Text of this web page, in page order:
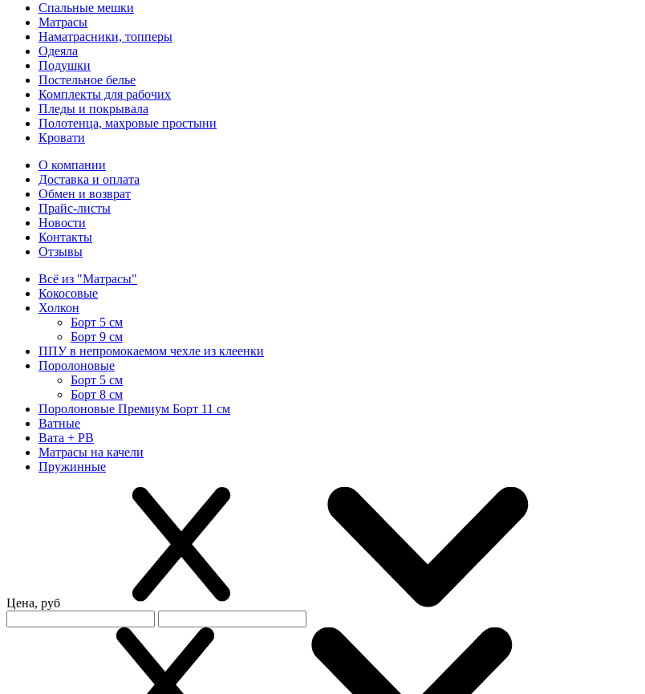
Спальные мешки
Матрасы
Наматрасники, топперы
Одеяла
Подушки
Постельное белье
Комплекты для рабочих
Пледы и покрывала
Полотенца, махровые простыни
Кровати
О компании
Доставка и оплата
Обмен и возврат
Прайс-листы
Новости
Контакты
Отзывы
Всё из "Матрасы"
Кокосовые
Холкон
Борт 5 см
Борт 9 см
ППУ в непромокаемом чехле из клеенки
Поролоновые
Борт 5 см
Борт 8 см
Поролоновые Премиум Борт 11 см
Ватные
Вата + РВ
Матрасы на качели
Пружинные
Цена, руб